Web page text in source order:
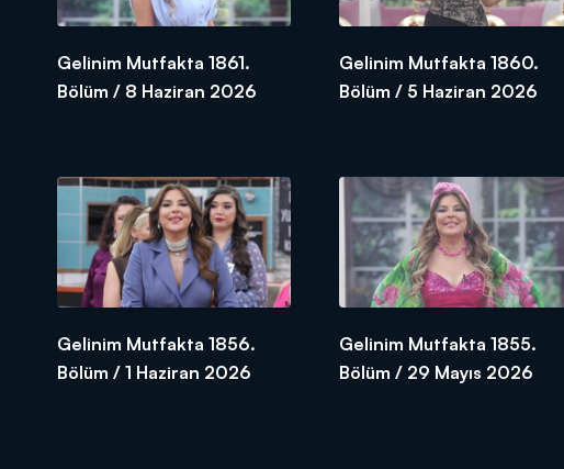
Gelinim Mutfakta 1861.
Bölüm / 8 Haziran 2026
Gelinim Mutfakta 1860.
Bölüm / 5 Haziran 2026
Gelinim Mutfakta 1856.
Bölüm / 1 Haziran 2026
Gelinim Mutfakta 1855.
Bölüm / 29 Mayıs 2026